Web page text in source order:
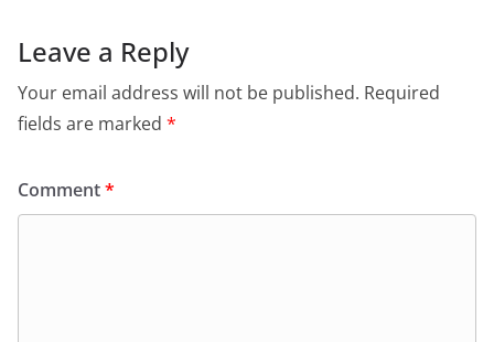
Leave a Reply
Your email address will not be published. Required
fields are marked *
Comment*